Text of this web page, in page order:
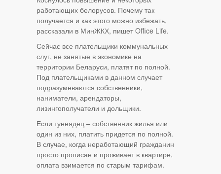
работающих белорусов. Почему так
получается и как этого можно избежать,
рассказали в МинЖКХ, пишет Office Life.
Сейчас все плательщики коммунальных
слуг, не занятые в экономике на
территории Беларуси, платят по полной.
Под плательщиками в данном случает
подразумеваются собственники,
наниматели, арендаторы,
лизингополучатели и дольщики.
Если тунеядец – собственник жилья или
один из них, платить придется по полной.
В случае, когда неработающий гражданин
просто прописан и проживает в квартире,
оплата взимается по старым тарифам.